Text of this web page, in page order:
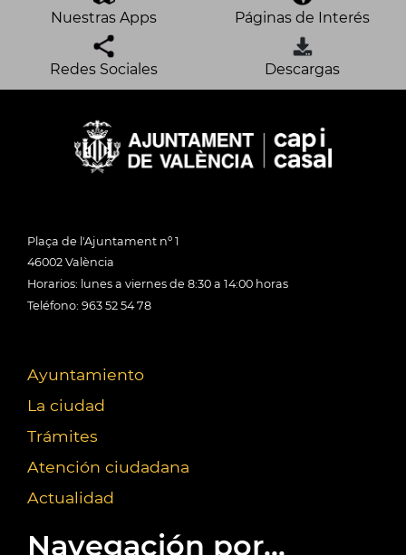
Nuestras Apps Páginas de Interés
Redes Sociales Descargas
Plaça de l'Ajuntament nº 1
46002 València
Horarios: lunes a viernes de 8:30 a 14:00 horas
Teléfono: 963 52 54 78
Ayuntamiento
La ciudad
Trámites
Atención ciudadana
Actualidad
Navegación por...